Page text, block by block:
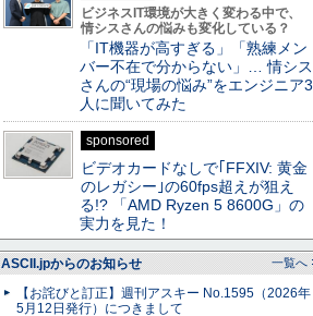
ビジネスIT環境が大きく変わる中で、
情シスさんの悩みも変化している？
「IT機器が高すぎる」「熟練メン
バー不在で分からない」… 情シス
さんの“現場の悩み”をエンジニア3
人に聞いてみた
sponsored
ビデオカードなしで｢FFXIV: 黄金
のレガシー｣の60fps超えが狙え
る!? 「AMD Ryzen 5 8600G」の
実力を見た！
ASCII.jpからのお知らせ 一覧へ
【お詫びと訂正】週刊アスキー No.1595（2026年
5月12日発行）につきまして